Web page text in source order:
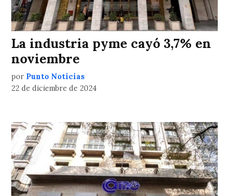
La industria pyme cayó 3,7% en
noviembre
por Punto Noticias
22 de diciembre de 2024